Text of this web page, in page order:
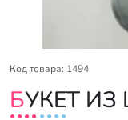
Код товара: 1494
БУКЕТ